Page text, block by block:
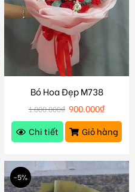
Bó Hoa Đẹp M738
1.000.000₫ 900.000₫
Chi tiết
Giỏ hàng
-5%